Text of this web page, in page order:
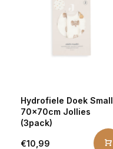
Hydrofiele Doek Small
70x70cm Jollies
(3pack)
€10,99